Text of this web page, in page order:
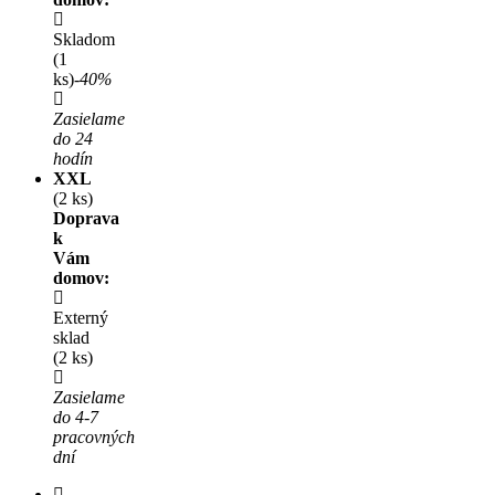
Skladom
(1
ks)-40%
Zasielame
do 24
hodín
XXL
(2 ks)
Doprava
k
Vám
domov:
Externý
sklad
(2 ks)
Zasielame
do 4-7
pracovných
dní